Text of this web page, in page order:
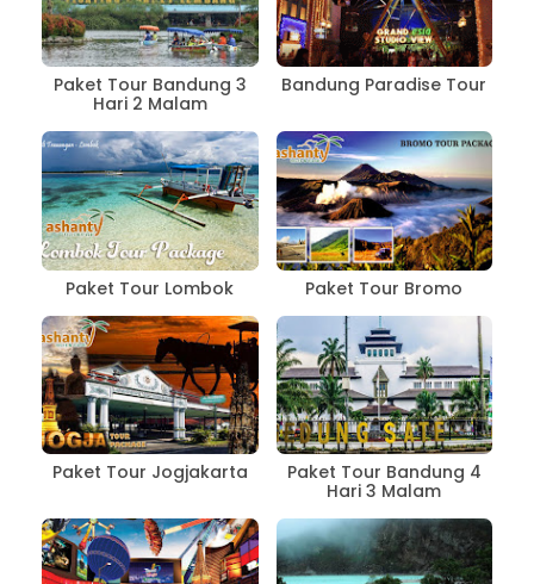
Paket Tour Bandung 3
Hari 2 Malam
Bandung Paradise Tour
Paket Tour Lombok Paket Tour Bromo
Paket Tour Jogjakarta
Paket Tour Bandung 4
Hari 3 Malam